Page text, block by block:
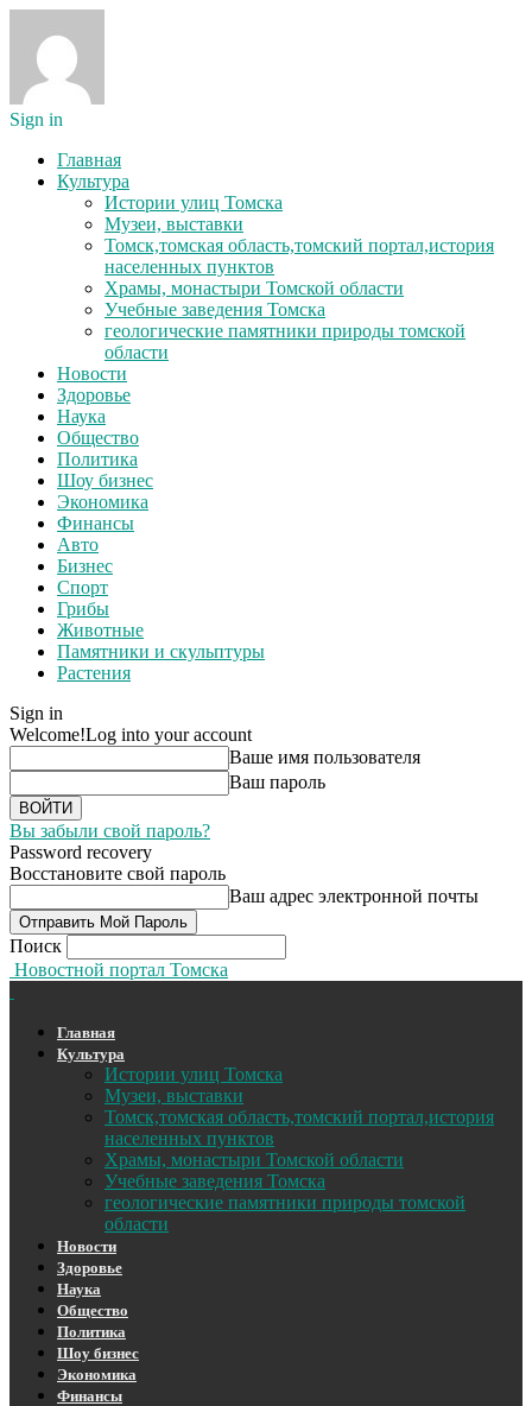
Sign in
Главная
Культура
Истории улиц Томска
Музеи, выставки
Томск,томская область,томский портал,история
населенных пунктов
Храмы, монастыри Томской области
Учебные заведения Томска
геологические памятники природы томской
области
Новости
Здоровье
Наука
Общество
Политика
Шоу бизнес
Экономика
Финансы
Авто
Бизнес
Спорт
Грибы
Животные
Памятники и скульптуры
Растения
Sign in
Welcome!Log into your account
Ваше имя пользователя
Ваш пароль
Вы забыли свой пароль?
Password recovery
Восстановите свой пароль
Ваш адрес электронной почты
Поиск
Новостной портал Томска
Главная
Культура
Истории улиц Томска
Музеи, выставки
Томск,томская область,томский портал,история
населенных пунктов
Храмы, монастыри Томской области
Учебные заведения Томска
геологические памятники природы томской
области
Новости
Здоровье
Наука
Общество
Политика
Шоу бизнес
Экономика
Финансы